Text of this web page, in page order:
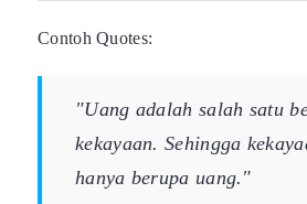
Contoh Quotes:
"Uang adalah salah satu
kekayaan. Sehingga
hanya berupa uang."